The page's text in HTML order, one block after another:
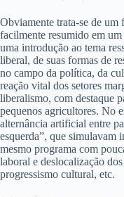
Obviamente trata-se de um
facilmente resumido em
uma introdução ao tema
liberal, de suas formas de
no campo da política, da
reação vital dos setores
liberalismo, com destaque
pequenos agricultores. No
alternância artificial entre
esquerda”, que simulavam
mesmo programa com
laboral e deslocalização
progressismo cultural, etc.